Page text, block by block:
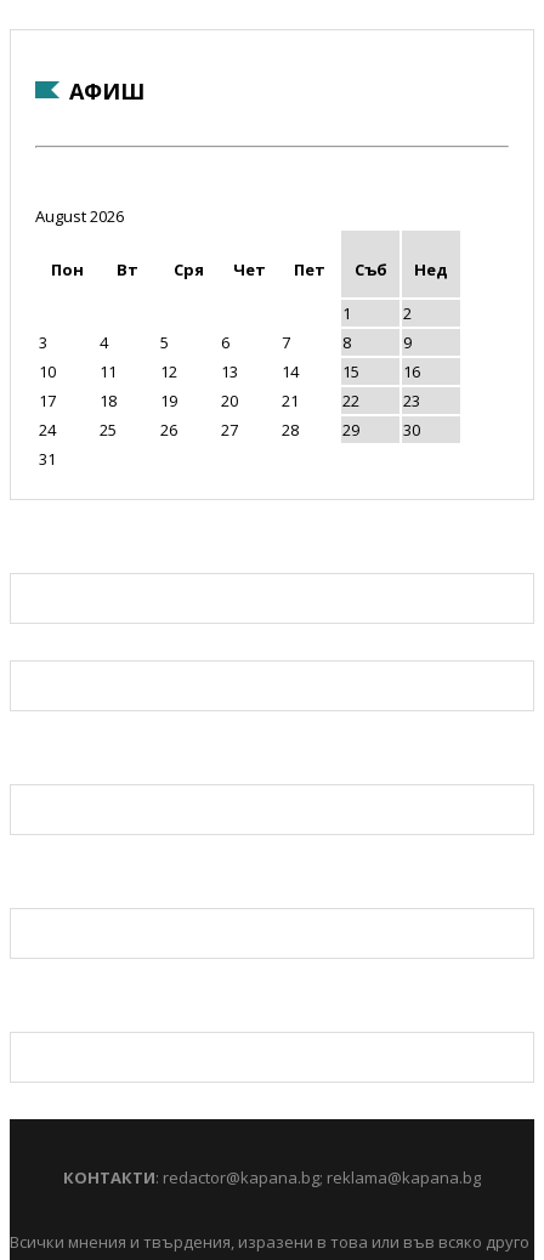
АФИШ
August 2026
Пон Вт Сря Чет Пет Съб
Нед
1
2
3
4 5 6 7 8
9
10
11 12 13 14 15
16
17
18 19 20 21 22
23
24
25 26 27 28 29
30
31
КОНТАКТИ: redactor@kapana.bg; reklama@kapana.bg
Всички мнения и твърдения, изразени в това или във всяко друго